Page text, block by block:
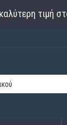
τιμή